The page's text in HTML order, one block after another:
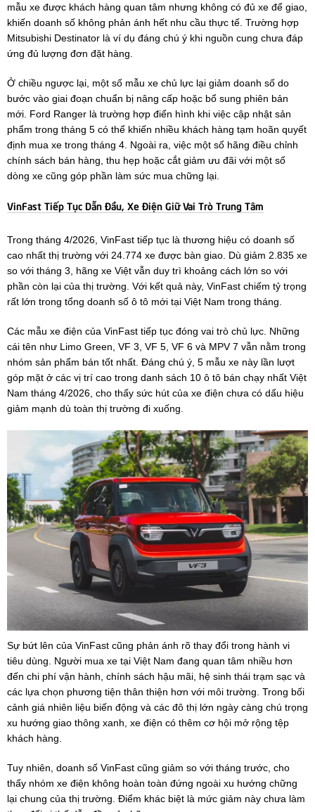
mẫu xe được khách hàng quan tâm nhưng không có đủ xe để giao,
khiến doanh số không phản ánh hết nhu cầu thực tế. Trường hợp
Mitsubishi Destinator là ví dụ đáng chú ý khi nguồn cung chưa đáp
ứng đủ lượng đơn đặt hàng.
Ở chiều ngược lại, một số mẫu xe chủ lực lại giảm doanh số do
bước vào giai đoạn chuẩn bị nâng cấp hoặc bổ sung phiên bản
mới. Ford Ranger là trường hợp điển hình khi việc cập nhật sản
phẩm trong tháng 5 có thể khiến nhiều khách hàng tạm hoãn quyết
định mua xe trong tháng 4. Ngoài ra, việc một số hãng điều chỉnh
chính sách bán hàng, thu hẹp hoặc cắt giảm ưu đãi với một số
dòng xe cũng góp phần làm sức mua chững lại.
VinFast Tiếp Tục Dẫn Đầu, Xe Điện Giữ Vai Trò Trung Tâm
Trong tháng 4/2026, VinFast tiếp tục là thương hiệu có doanh số
cao nhất thị trường với 24.774 xe được bàn giao. Dù giảm 2.835 xe
so với tháng 3, hãng xe Việt vẫn duy trì khoảng cách lớn so với
phần còn lại của thị trường. Với kết quả này, VinFast chiếm tỷ trọng
rất lớn trong tổng doanh số ô tô mới tại Việt Nam trong tháng.
Các mẫu xe điện của VinFast tiếp tục đóng vai trò chủ lực. Những
cái tên như Limo Green, VF 3, VF 5, VF 6 và MPV 7 vẫn nằm trong
nhóm sản phẩm bán tốt nhất. Đáng chú ý, 5 mẫu xe này lần lượt
góp mặt ở các vị trí cao trong danh sách 10 ô tô bán chạy nhất Việt
Nam tháng 4/2026, cho thấy sức hút của xe điện chưa có dấu hiệu
giảm mạnh dù toàn thị trường đi xuống.
Sự bứt lên của VinFast cũng phản ánh rõ thay đổi trong hành vi
tiêu dùng. Người mua xe tại Việt Nam đang quan tâm nhiều hơn
đến chi phí vận hành, chính sách hậu mãi, hệ sinh thái trạm sạc và
các lựa chọn phương tiện thân thiện hơn với môi trường. Trong bối
cảnh giá nhiên liệu biến động và các đô thị lớn ngày càng chú trọng
xu hướng giao thông xanh, xe điện có thêm cơ hội mở rộng tệp
khách hàng.
Tuy nhiên, doanh số VinFast cũng giảm so với tháng trước, cho
thấy nhóm xe điện không hoàn toàn đứng ngoài xu hướng chững
lại chung của thị trường. Điểm khác biệt là mức giảm này chưa làm